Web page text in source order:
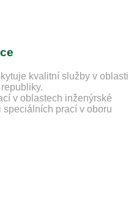
kvalitní služby v oblasti
v oblastech inženýrské
prací v oboru